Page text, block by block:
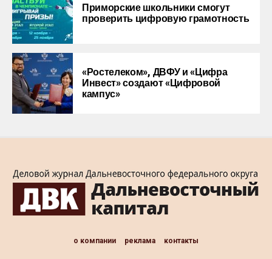
Приморские школьники смогут
проверить цифровую грамотность
«Ростелеком», ДВФУ и «Цифра
Инвест» создают «Цифровой
кампус»
о компании реклама контакты